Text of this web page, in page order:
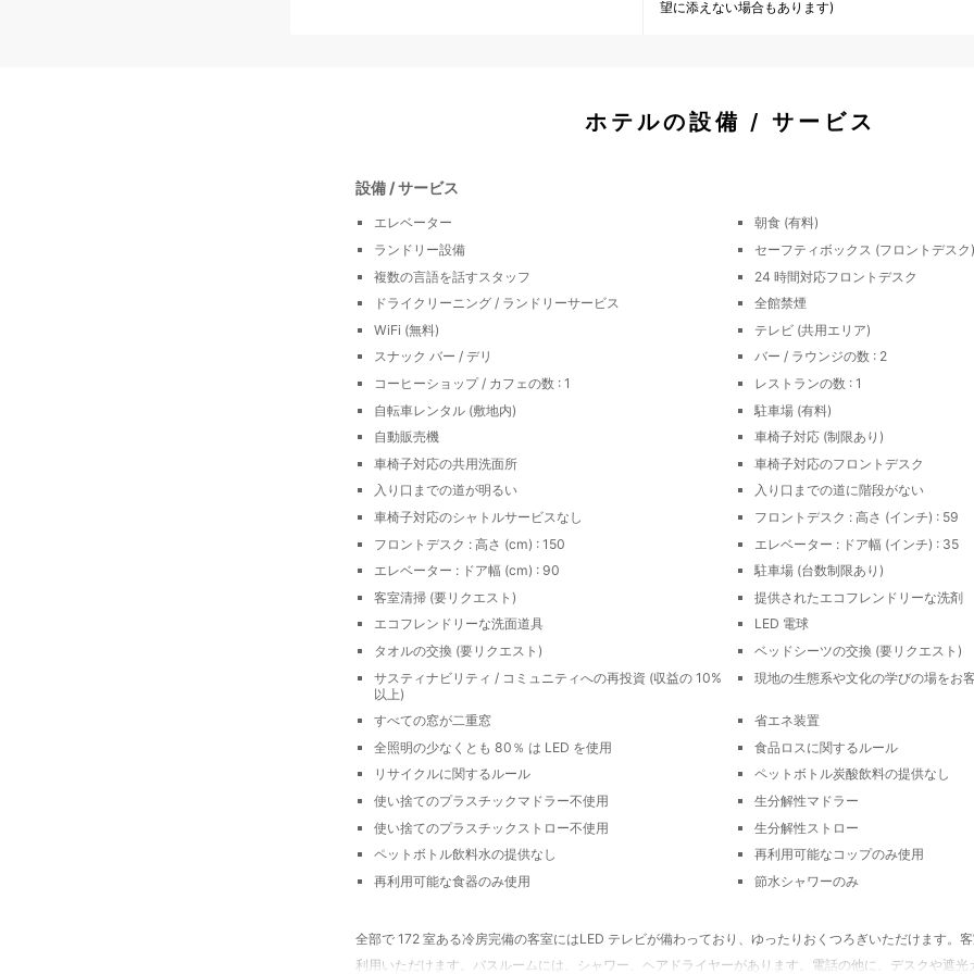
望に添えない場合もあります)
ホテルの設備 / サービス
設備 / サービス
エレベーター
朝食 (有料)
ランドリー設備
セーフティボックス (フロントデスク)
複数の言語を話すスタッフ
24 時間対応フロントデスク
ドライクリーニング / ランドリーサービス
全館禁煙
WiFi (無料)
テレビ (共用エリア)
スナック バー / デリ
バー / ラウンジの数 : 2
コーヒーショップ / カフェの数 : 1
レストランの数 : 1
自転車レンタル (敷地内)
駐車場 (有料)
自動販売機
車椅子対応 (制限あり)
車椅子対応の共用洗面所
車椅子対応のフロントデスク
入り口までの道が明るい
入り口までの道に階段がない
車椅子対応のシャトルサービスなし
フロントデスク : 高さ (インチ) : 59
フロントデスク : 高さ (cm) : 150
エレベーター : ドア幅 (インチ) : 35
エレベーター : ドア幅 (cm) : 90
駐車場 (台数制限あり)
客室清掃 (要リクエスト)
提供されたエコフレンドリーな洗剤
エコフレンドリーな洗面道具
LED 電球
タオルの交換 (要リクエスト)
ベッドシーツの交換 (要リクエスト)
サスティナビリティ / コミュニティへの再投資 (収益の 10%
以上)
現地の生態系や文化の学びの場をお
すべての窓が二重窓
省エネ装置
全照明の少なくとも 80％ は LED を使用
食品ロスに関するルール
リサイクルに関するルール
ペットボトル炭酸飲料の提供なし
使い捨てのプラスチックマドラー不使用
生分解性マドラー
使い捨てのプラスチックストロー不使用
生分解性ストロー
ペットボトル飲料水の提供なし
再利用可能なコップのみ使用
再利用可能な食器のみ使用
節水シャワーのみ
全部で 172 室ある冷房完備の客室にはLED テレビが備わっており、ゆったりおくつろぎいただけます。
利用いただけます。バスルームには、シャワー、ヘアドライヤーがあります。電話の他に、デスクや遮